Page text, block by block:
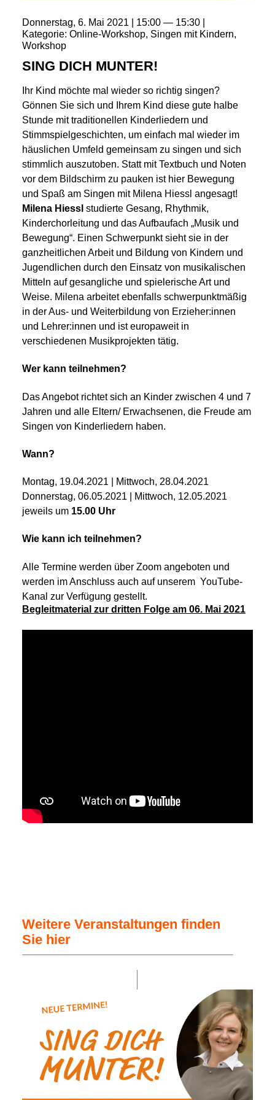
Donnerstag 6 Mai 2021 15:00
15:30
Kategorie Online-Workshop Singen mit Kindern
Workshop
SING DICH MUNTER!
Ihr Kind möchte mal wieder so richtig singen?
Gönnen Sie sich und Ihrem Kind diese gute halbe
Stunde mit traditionellen Kinderliedern und
Stimmspielgeschichten, um einfach mal wieder im
häuslichen Umfeld gemeinsam zu singen und sich
stimmlich auszutoben. Statt mit Textbuch und Noten
vor dem Bildschirm zu pauken ist hier Bewegung
und Spaß am Singen mit Milena Hiessl angesagt!
Milena Hiessl studierte Gesang, Rhythmik,
Kinderchorleitung und das Aufbaufach „Musik und
Bewegung“. Einen Schwerpunkt sieht sie in der
ganzheitlichen Arbeit und Bildung von Kindern und
Jugendlichen durch den Einsatz von musikalischen
Mitteln auf gesangliche und spielerische Art und
Weise. Milena arbeitet ebenfalls schwerpunktmäßig
in der Aus- und Weiterbildung von Erzieher:innen
und Lehrer:innen und ist europaweit in
verschiedenen Musikprojekten tätig.
Wer kann teilnehmen?
Das Angebot richtet sich an Kinder zwischen 4 und 7
Jahren und alle Eltern/ Erwachsenen, die Freude am
Singen von Kinderliedern haben.
Wann?
Montag, 19.04.2021 | Mittwoch, 28.04.2021
Donnerstag, 06.05.2021 | Mittwoch, 12.05.2021
jeweils um 15.00 Uhr
Wie kann ich teilnehmen?
Alle Termine werden über Zoom angeboten und
werden im Anschluss auch auf unserem YouTube-
Kanal zur Verfügung gestellt.
Begleitmaterial zur dritten Folge am 06. Mai 2021
Weitere Veranstaltungen finden
Sie hier